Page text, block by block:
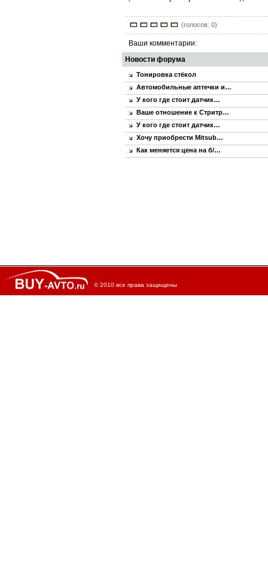
(голосов: 0)
Ваши комментарии:
Новости форума
Тонировка стёкол
Автомобильные аптечки и…
У кого где стоит датчик…
Ваше отношение к Стритр…
У кого где стоит датчик…
Хочу приобрести Mitsub…
Как меняется цена на б/…
© 2010 все права защищены